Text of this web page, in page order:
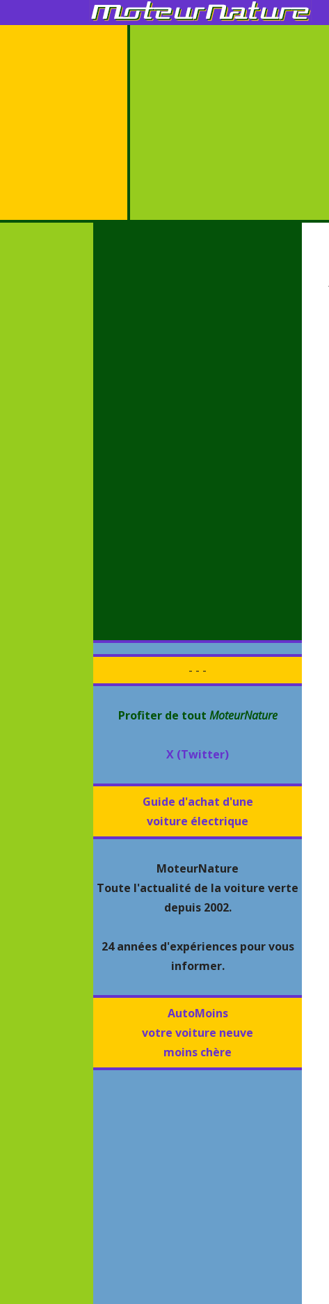
- - -
Profiter de tout MoteurNature
X (Twitter)
Guide d'achat d'une
voiture électrique
MoteurNature
Toute l'actualité de la voiture verte
depuis 2002.
24 années d'expériences pour vous
informer.
AutoMoins
votre voiture neuve
moins chère